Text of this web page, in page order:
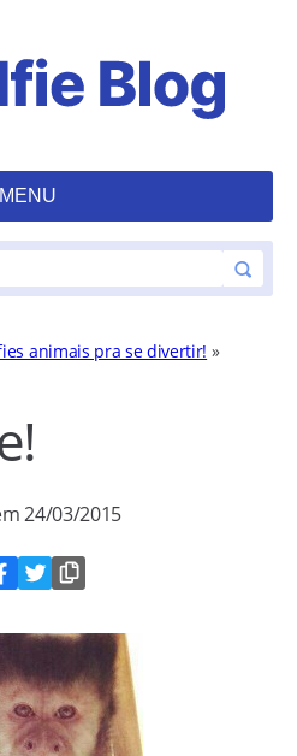
MENU
animais pra se divertir! »
24/03/2015